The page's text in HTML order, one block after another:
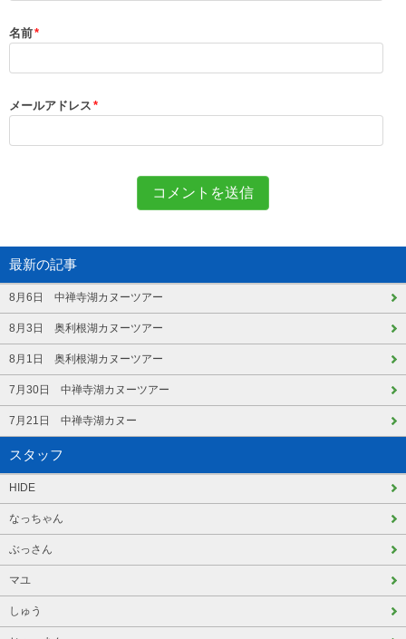
名前*
メールアドレス *
最新の記事
8月6日 中禅寺湖カヌーツアー
8月3日 奥利根湖カヌーツアー
8月1日 奥利根湖カヌーツアー
7月30日 中禅寺湖カヌーツアー
7月21日 中禅寺湖カヌー
スタッフ
HIDE
なっちゃん
ぶっさん
マユ
しゅう